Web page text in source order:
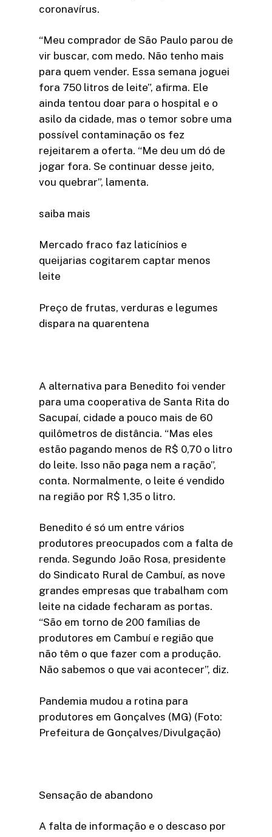
coronavírus.
“Meu comprador de São Paulo parou de
vir buscar, com medo. Não tenho mais
para quem vender. Essa semana joguei
fora 750 litros de leite”, afirma. Ele
ainda tentou doar para o hospital e o
asilo da cidade, mas o temor sobre uma
possível contaminação os fez
rejeitarem a oferta. “Me deu um dó de
jogar fora. Se continuar desse jeito,
vou quebrar”, lamenta.
saiba mais
Mercado fraco faz laticínios e
queijarias cogitarem captar menos
leite
Preço de frutas, verduras e legumes
dispara na quarentena
A alternativa para Benedito foi vender
para uma cooperativa de Santa Rita do
Sacupaí, cidade a pouco mais de 60
quilômetros de distância. “Mas eles
estão pagando menos de R$ 0,70 o litro
do leite. Isso não paga nem a ração”,
conta. Normalmente, o leite é vendido
na região por R$ 1,35 o litro.
Benedito é só um entre vários
produtores preocupados com a falta de
renda. Segundo João Rosa, presidente
do Sindicato Rural de Cambuí, as nove
grandes empresas que trabalham com
leite na cidade fecharam as portas.
“São em torno de 200 famílias de
produtores em Cambuí e região que
não têm o que fazer com a produção.
Não sabemos o que vai acontecer”, diz.
Pandemia mudou a rotina para
produtores em Gonçalves (MG) (Foto:
Prefeitura de Gonçalves/Divulgação)
Sensação de abandono
A falta de informação e o descaso por